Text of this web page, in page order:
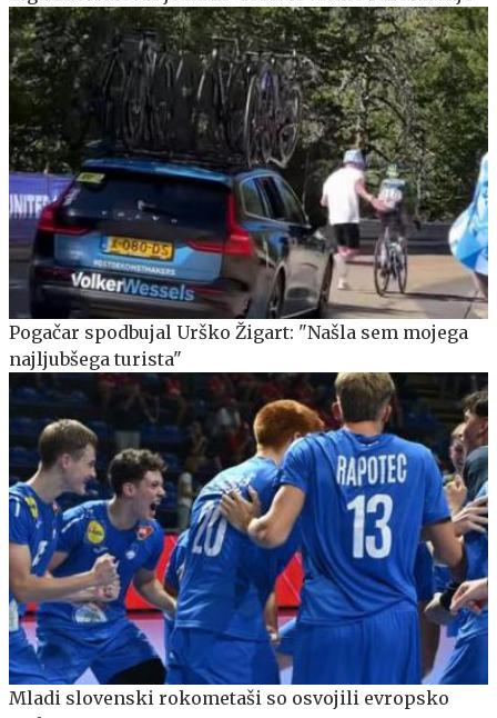
Pogačar spodbujal Urško Žigart: "Našla sem mojega
najljubšega turista"
Mladi slovenski rokometaši so osvojili evropsko